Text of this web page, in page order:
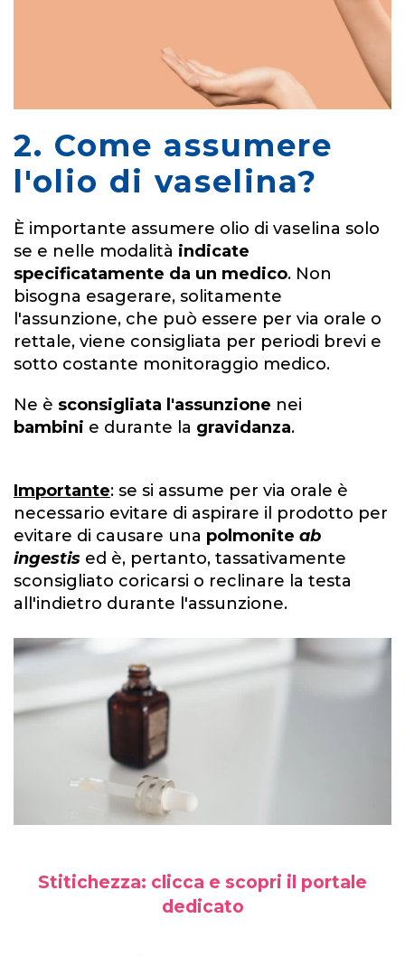
2. Come assumere
l'olio di vaselina?
È importante assumere olio di vaselina solo
se e nelle modalità indicate
specificatamente da un medico. Non
bisogna esagerare, solitamente
l'assunzione, che può essere per via orale o
rettale, viene consigliata per periodi brevi e
sotto costante monitoraggio medico.
Ne è sconsigliata l'assunzione nei
bambini e durante la gravidanza.
Importante: se si assume per via orale è
necessario evitare di aspirare il prodotto per
evitare di causare una polmonite ab
ingestis ed è, pertanto, tassativamente
sconsigliato coricarsi o reclinare la testa
all'indietro durante l'assunzione.
Stitichezza: clicca e scopri il portale
dedicato